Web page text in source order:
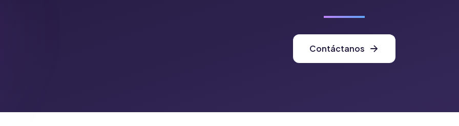
Contáctanos